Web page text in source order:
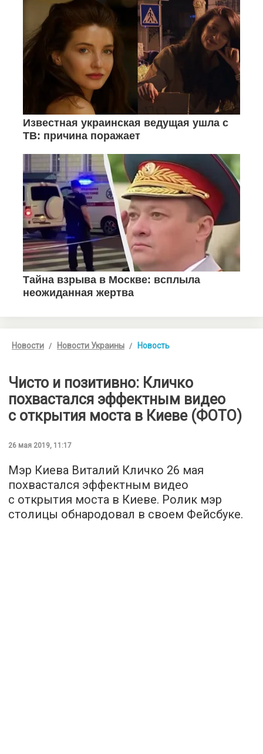
Новости Новости Украины Новость
Чисто и позитивно: Кличко
похвастался эффектным видео
с открытия моста в Киеве (ФОТО)
26 мая 2019, 11:17
Мэр Киева Виталий Кличко 26 мая
похвастался эффектным видео
с открытия моста в Киеве. Ролик мэр
столицы обнародовал в своем Фейсбуке.